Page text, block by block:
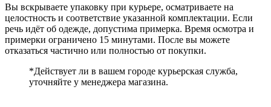
Вы вскрываете упаковку при курьере, осматриваете на
целостность и соответствие указанной комплектации. Если
речь идёт об одежде, допустима примерка. Время осмотра и
примерки ограничено 15 минутами. После вы можете
отказаться частично или полностью от покупки.
*Действует ли в вашем городе курьерская служба,
уточняйте у менеджера магазина.